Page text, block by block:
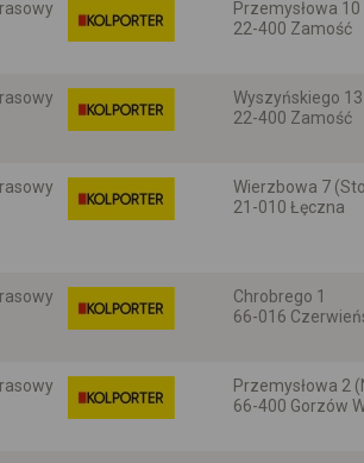
Przemysłowa
22-400 Zamość
Wyszyńskiego
22-400 Zamość
Wierzbowa 7
21-010 Łęczna
Chrobrego 1
66-016
Przemysłowa 2
66-400 Gorzów